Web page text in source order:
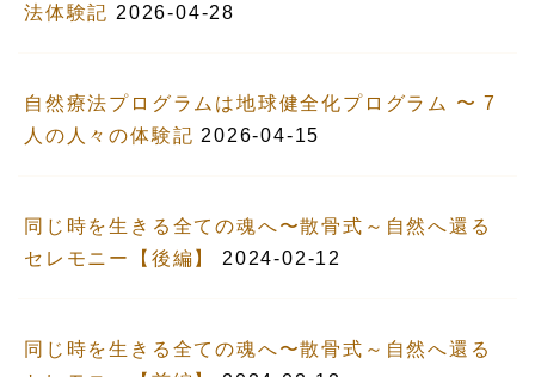
法体験記 2026-04-28
自然療法プログラムは地球健全化プログラム 〜 7
人の人々の体験記 2026-04-15
同じ時を生きる全ての魂へ〜散骨式～自然へ還る
セレモニー【後編】
2024-02-12
同じ時を生きる全ての魂へ〜散骨式～自然へ還る